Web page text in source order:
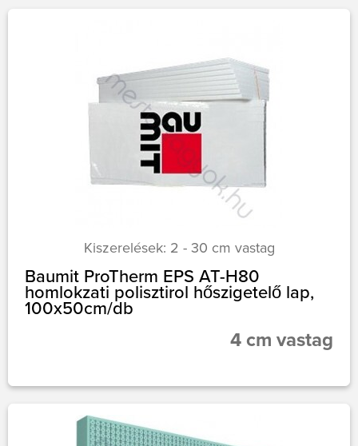
Kiszerelések: 2 - 30 cm vastag
Baumit ProTherm EPS AT-H80
homlokzati polisztirol hőszigetelő lap,
100x50cm/db
4 cm vastag